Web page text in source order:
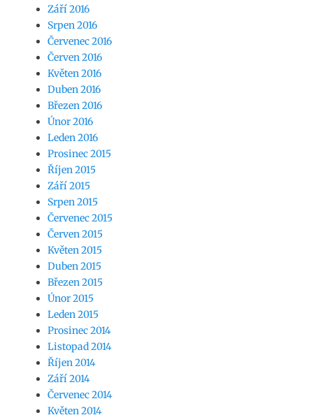
Září 2016
Srpen 2016
Červenec 2016
Červen 2016
Květen 2016
Duben 2016
Březen 2016
Únor 2016
Leden 2016
Prosinec 2015
Říjen 2015
Září 2015
Srpen 2015
Červenec 2015
Červen 2015
Květen 2015
Duben 2015
Březen 2015
Únor 2015
Leden 2015
Prosinec 2014
Listopad 2014
Říjen 2014
Září 2014
Červenec 2014
Květen 2014